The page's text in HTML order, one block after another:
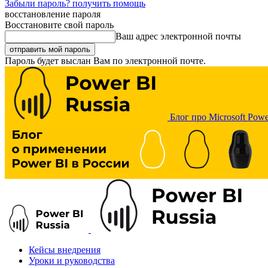
Забыли пароль? получить помощь
восстановление пароля
Восстановите свой пароль
Ваш адрес электронной почты
Пароль будет выслан Вам по электронной почте.
Блог про Microsoft
Кейсы внедрения
Уроки и руководства